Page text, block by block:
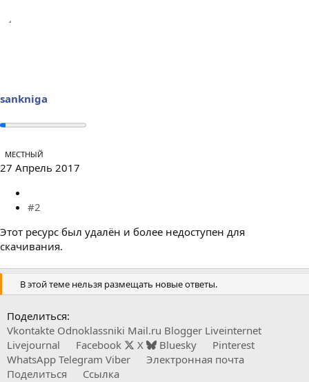
sankniga
МЕСТНЫЙ
27 Апрель 2017
#2
Этот ресурс был удалён и более недоступен для
скачивания.
В этой теме нельзя размещать новые ответы.
Поделиться:
Vkontakte Odnoklassniki Mail.ru Blogger Liveinternet
Livejournal
Facebook X Bluesky
Pinterest
WhatsApp Telegram Viber
Электронная почта
Поделиться
Ссылка